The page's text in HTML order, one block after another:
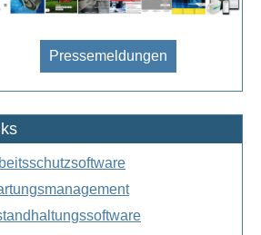
Pressemeldungen